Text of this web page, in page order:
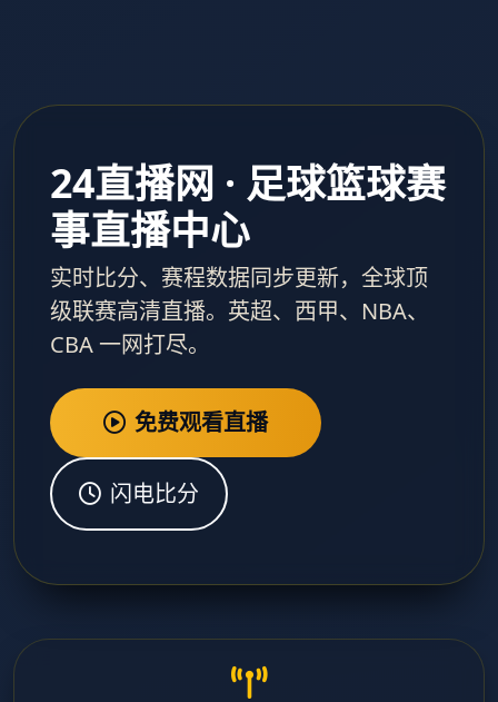
24直播网 · 足球篮球赛
事直播中心
实时比分、赛程数据同步更新，全球顶
级联赛高清直播。英超、西甲、NBA、
CBA 一网打尽。
免费观看直播
闪电比分